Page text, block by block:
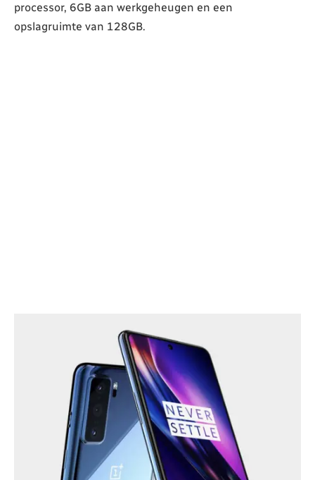
processor, 6GB aan werkgeheugen en een
opslagruimte van 128GB.